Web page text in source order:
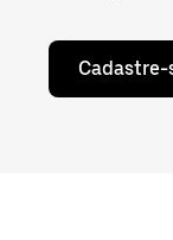
Cadastre-